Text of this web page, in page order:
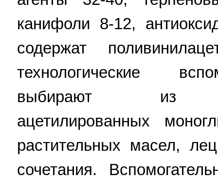
канифоли 8-12,
содержат
технологические
выбирают из
ацетилированных
растительных масел,
сочетания.